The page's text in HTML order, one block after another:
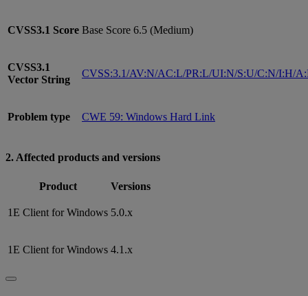
CVSS3.1 Score Base Score 6.5 (Medium)
CVSS3.1
Vector String
CVSS:3.1/AV:N/AC:L/PR:L/UI:N/S:U/C:N/I:H/
Problem type CWE 59: Windows Hard Link
2. Affected products and versions
Product Versions
1E Client for Windows 5.0.x
1E Client for Windows 4.1.x